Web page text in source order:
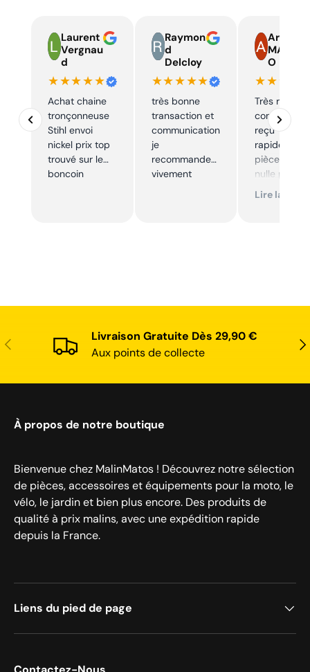
Laurent
Vergnau
d
★★★★★
Achat chaine
tronçonneuse
Stihl envoi
nickel prix top
trouvé sur le
boncoin
Raymon
d
Delcloy
★★★★★
très bonne
transaction et
communication
je
recommande
vivement
Armand
MARTIN
O
Très réactif,
commande
reçu
rapidement,
pièce
nulle part
ailleurs et
Lire la suite
Précédent
Livraison Gratuite Dès 29,90 €
Aux points de collecte
À propos de notre boutique
Bienvenue chez MalinMatos ! Découvrez notre sélection
de pièces, accessoires et équipements pour la moto, le
vélo, le jardin et bien plus encore. Des produits de
qualité à prix malins, avec une expédition rapide
depuis la France.
Liens du pied de page